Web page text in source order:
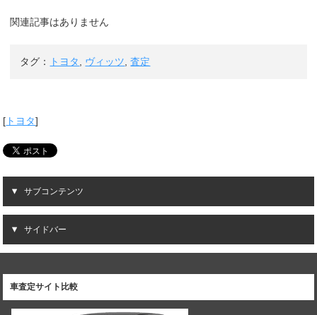
関連記事はありません
タグ： トヨタ ヴィッツ ,査定
[ トヨタ]
サブコンテンツ
サイドバー
車査定サイト比較